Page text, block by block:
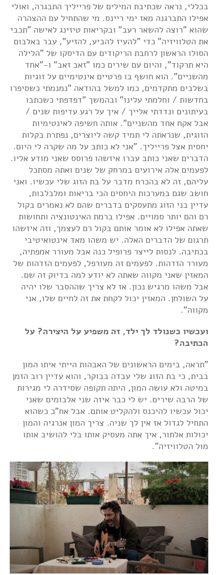
בכללי, נראה שכתיבת המילים של פרייליך התבגרה, ואולי
אפילו התברגנה מאז ימי ריינס. מי שהתחיל עם ההצהרה
שהוא "רוצה להשאר רעב" ובקריאות טיזינג לאישה "תכבי
את הטלוויזיה" כדי "להעיז להביע, להזיע", עבר באלבום
הסולו הראשון לרחבת הריקודים עם הדיסקו של "הלילה
היא תרקוד", והיום עם שירים כמו "זאב זאב" ו-"אחד
מהשניים". הוא חושף בו פרטיים אינטימיים על זוגיות
בשלבים מתקדמים, כמו למשל בהודאה "נמנמתי כשסיפרו
בחדשות / וחלמתי עלינו" ובהמשך "דפדפתי כשכתבו
בעיתונים ונדדתי אלייך / איך על רגע עדיפות שנים /
אבל אקח אחד מהשניים". אותה חשיפה לאינטימיות
הזוגית, שנראתה לי תמיד קשה ליוצרים, נפתרת בקלות
יחסית אצל פרייליך. "אני לא כותב על מה שקרה לי היום.
הדברים שאני כותב עברו איזשהו פרוסס שאני מודע אליו.
לפעמים אלה אירועים במרחק של שנים ואתה מסתכל
עליהם, זה לא בהכרח מדבר על בת הזוג שלי עכשיו. ואני
חושב שגם במערכות היחסים הכי בריאות ומלבלבות,
עדיין בני הזוג מתעסקים בדברים שהם לא נאמרים בקול
רם והם יותר סמויים. אפילו ברמת האינטונציה ותחושות
שאתה אפילו לא אומר אותם בקול רם לעצמך, וזה איזשהו
תרגום של הדברים האלה. יש משהו מאד אינטואיטיבי
בכתיבה. לנסות לייצר פרופיל כנה אבל מעורר אמפתיה,
מעורר הזדהות. לפעמים זה מעורפל, לפעמים הזדהות של
המאזין שאני מקווה שאתה לא יודע למה בדיוק זה שם.
אבל משהו מרגיש נכון. אז לא צריך שההסבר שלו יהיה
על השולחן. המאזין יכול לקחת את זה לחיים שלו, אני
מקווה".
ועכשיו כשנולד לך ילד, זה משפיע על היצירה? על
הכתיבה?
"תראה, בימים הראשונים של האבהות הייתי איתו המון
בבית, כי בת הזוג שלי עבדה בבוקר, והוא עדיין רוב הזמן
במיטה ולא עושה המון, היתה תקופה שסידרה לי מגירות
של הרבה שירים. יש לי כבר איזה שני אלבומים שאני
יכול עכשיו להיכנס ולהקליט אותם. אבל אח"כ כשהוא
התחיל לגדול אז אין לך שניה. צריך המון אנרגיה והמון
יכולות אלתור, איך אתה מעסיק אותו בלי להושיב אותו
מול הטלוויזיה".